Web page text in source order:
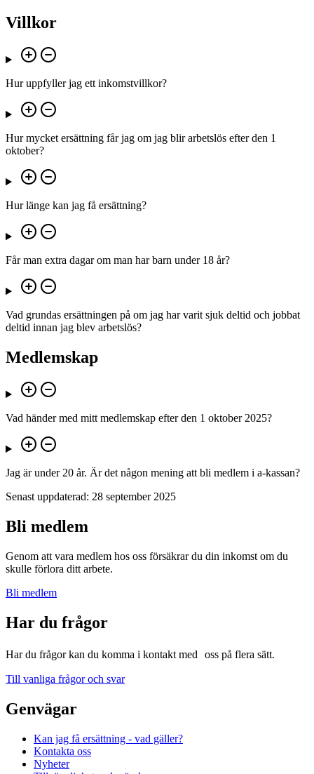
Villkor
Hur uppfyller jag ett inkomstvillkor?
Hur mycket ersättning får jag om jag blir arbetslös efter den 1
oktober?
Hur länge kan jag få ersättning?
Får man extra dagar om man har barn under 18 år?
Vad grundas ersättningen på om jag har varit sjuk deltid och jobbat
deltid innan jag blev arbetslös?
Medlemskap
Vad händer med mitt medlemskap efter den 1 oktober 2025?
Jag är under 20 år. Är det någon mening att bli medlem i a-kassan?
Senast uppdaterad: 28 september 2025
Bli medlem
Genom att vara medlem hos oss försäkrar du din inkomst om du
skulle förlora ditt arbete.
Bli medlem
Har du frågor
Har du frågor kan du komma i kontakt med oss på flera sätt.
Till vanliga frågor och svar
Genvägar
Kan jag få ersättning - vad gäller?
Kontakta oss
Nyheter